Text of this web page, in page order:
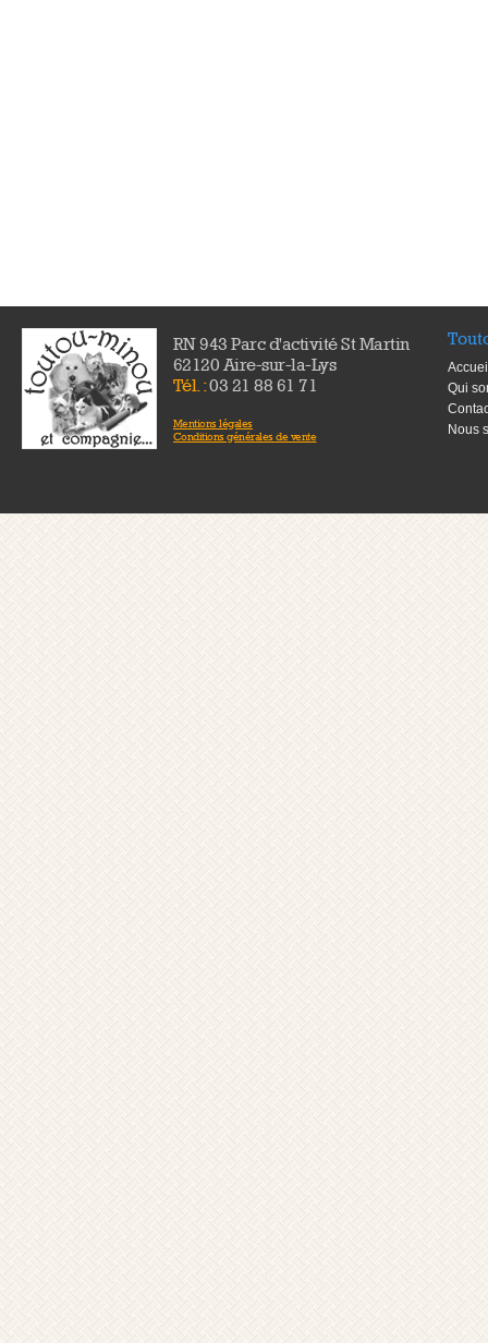
RN 943 Parc d'activité St Martin
62120 Aire-sur-la-Lys
Tél. :03 21 88 61 71
Mentions légales
Conditions générales de vente
Qui
Nous